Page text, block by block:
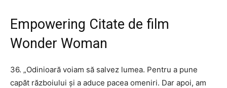
Empowering Citate de film
Wonder Woman
36. „Odinioară voiam să salvez lumea. Pentru a pune
capăt războiului și a aduce pacea omeniri. Dar apoi, am